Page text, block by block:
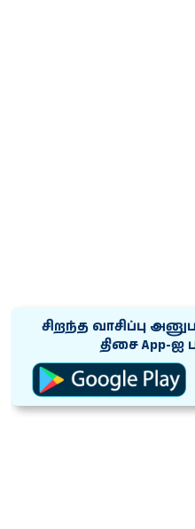
சிறந்த வாசிப்பு
திசை App-ஐ